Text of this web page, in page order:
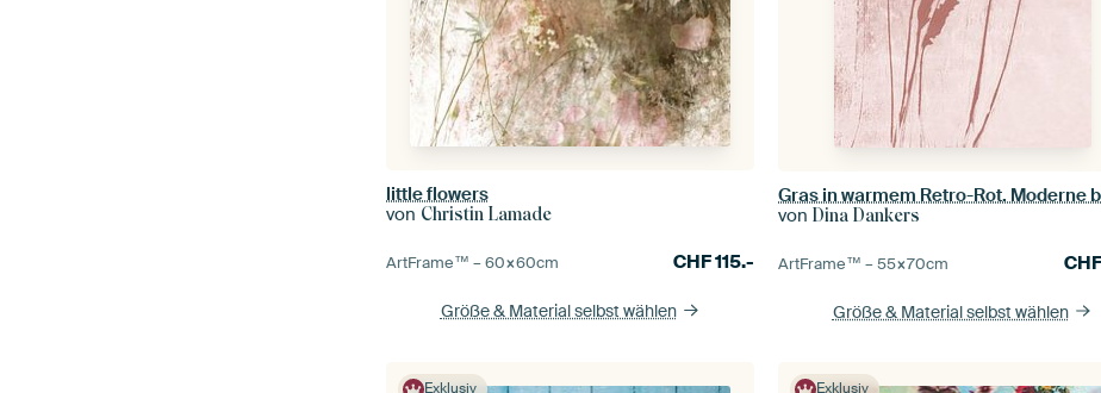
little flowers
von Christin Lamade
ArtFrame™ –60×60cm CHF115.-
Größe & Material selbst wählen
vonDina Dankers
ArtFrame™ –55×70cm CHF
Größe & Material selbst wählen
Exklusiv Exklusiv